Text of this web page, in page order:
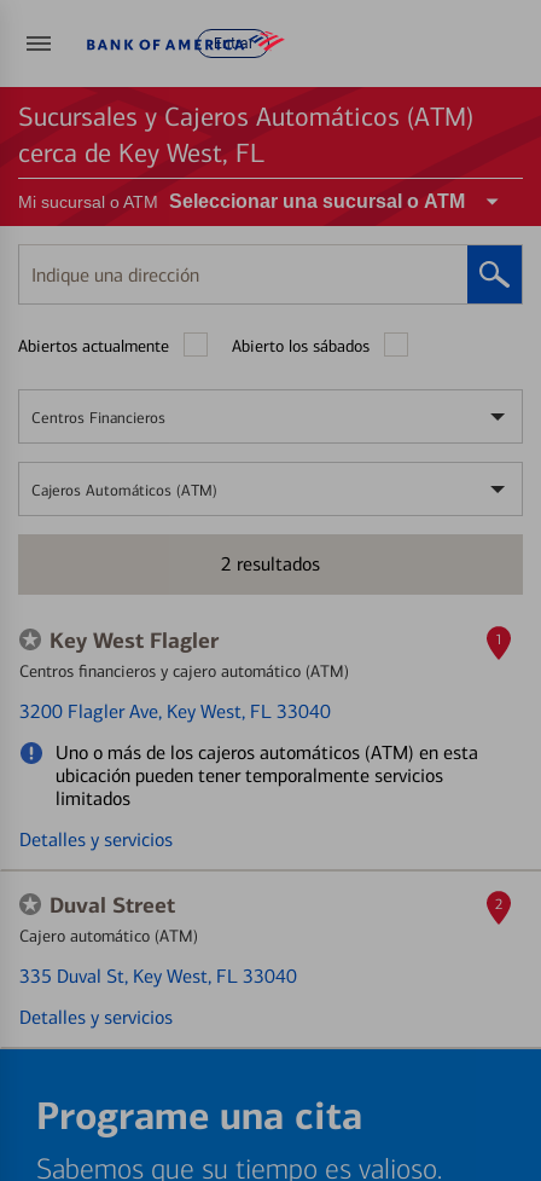
Entrar
Sucursales y Cajeros Automáticos (ATM)
cerca de Key West, FL
Mi sucursal o ATM Seleccionar una sucursal o ATM
Indique
una
Abiertos actualmente Abierto los sábados
Centros Financieros
Cajeros Automáticos (ATM)
2 resultados
Key West Flagler
Centros financieros y cajero automático (ATM)
3200 Flagler Ave, Key West, FL 33040
Uno o más de los cajeros automáticos (ATM) en esta
ubicación pueden tener temporalmente servicios
limitados
Detalles y servicios
1
Duval Street
Cajero automático (ATM)
335 Duval St, Key West, FL 33040
Detalles y servicios
2
Programe una cita
Sabemos que su tiempo es valioso.